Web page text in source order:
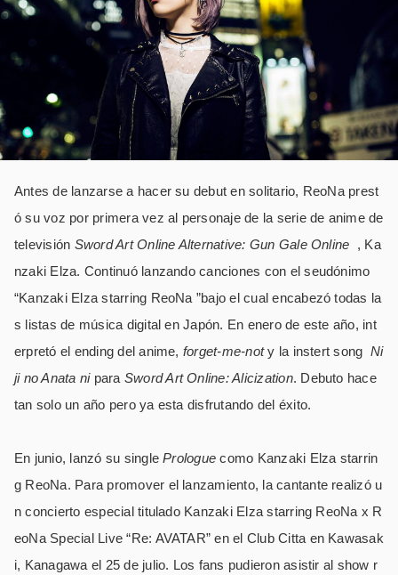
Antes de lanzarse a hacer su debut en solitario, ReoNa prest
ó su voz por primera vez al personaje de la serie de anime de
televisión Sword Art Online Alternative: Gun Gale Online , Ka
nzaki Elza. Continuó lanzando canciones con el seudónimo
“Kanzaki Elza starring ReoNa ”bajo el cual encabezó todas la
s listas de música digital en Japón. En enero de este año, int
erpretó el ending del anime, forget-me-noty la instert song Ni
ji no Anata nipara Sword Art Online: Alicization. Debuto hace
tan solo un año pero ya esta disfrutando del éxito.
En junio, lanzó su singlePrologue como Kanzaki Elza starrin
g ReoNa. Para promover el lanzamiento, la cantante realizó u
n concierto especial titulado Kanzaki Elza starring ReoNa x R
eoNa Special Live “Re: AVATAR” en el Club Citta en Kawasak
i, Kanagawa el 25 de julio. Los fans pudieron asistir al show r